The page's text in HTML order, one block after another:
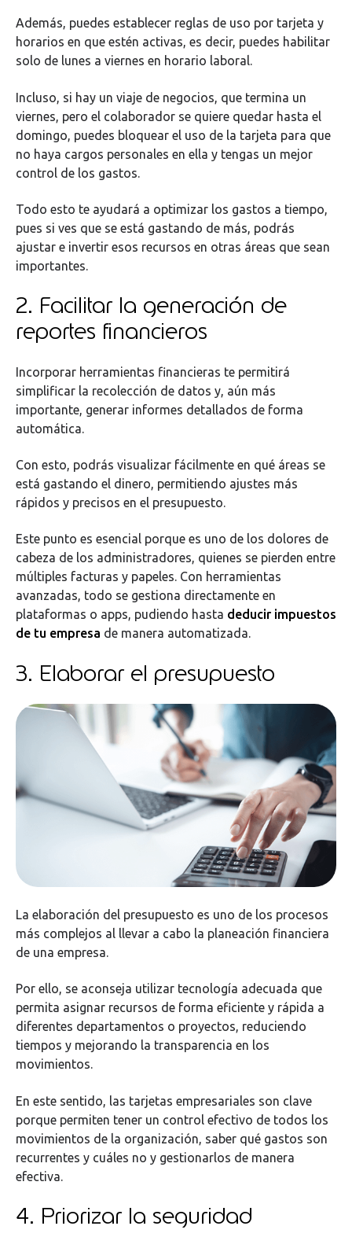
Además, puedes establecer reglas de uso por tarjeta y
horarios en que estén activas, es decir, puedes habilitar
solo de lunes a viernes en horario laboral.
Incluso, si hay un viaje de negocios, que termina un
viernes, pero el colaborador se quiere quedar hasta el
domingo, puedes bloquear el uso de la tarjeta para que
no haya cargos personales en ella y tengas un mejor
control de los gastos.
Todo esto te ayudará a optimizar los gastos a tiempo,
pues si ves que se está gastando de más, podrás
ajustar e invertir esos recursos en otras áreas que sean
importantes.
2. Facilitar la generación de
reportes financieros
Incorporar herramientas financieras te permitirá
simplificar la recolección de datos y, aún más
importante, generar informes detallados de forma
automática.
Con esto, podrás visualizar fácilmente en qué áreas se
está gastando el dinero, permitiendo ajustes más
rápidos y precisos en el presupuesto.
Este punto es esencial porque es uno de los dolores de
cabeza de los administradores, quienes se pierden entre
múltiples facturas y papeles. Con herramientas
avanzadas, todo se gestiona directamente en
plataformas o apps, pudiendo hasta deducir impuestos
de tu empresa de manera automatizada.
3. Elaborar el presupuesto
La elaboración del presupuesto es uno de los procesos
más complejos al llevar a cabo la planeación financiera
de una empresa.
Por ello, se aconseja utilizar tecnología adecuada que
permita asignar recursos de forma eficiente y rápida a
diferentes departamentos o proyectos, reduciendo
tiempos y mejorando la transparencia en los
movimientos.
En este sentido, las tarjetas empresariales son clave
porque permiten tener un control efectivo de todos los
movimientos de la organización, saber qué gastos son
recurrentes y cuáles no y gestionarlos de manera
efectiva.
4. Priorizar la seguridad